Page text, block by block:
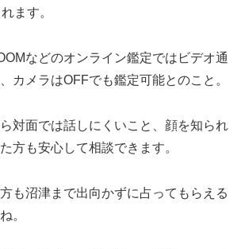
ます。
などのオンライン鑑定ではビデオ通
カメラはOFFでも鑑定可能とのこと。
対面では話しにくいこと、顔を知られ
方も安心して相談できます。
も沼津まで出向かずに占ってもらえる
。